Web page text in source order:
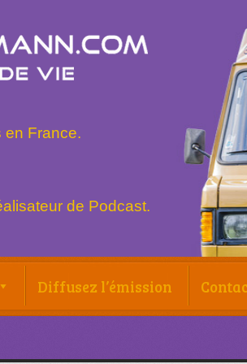
en France.
de Podcast.
Diffusez l’émission